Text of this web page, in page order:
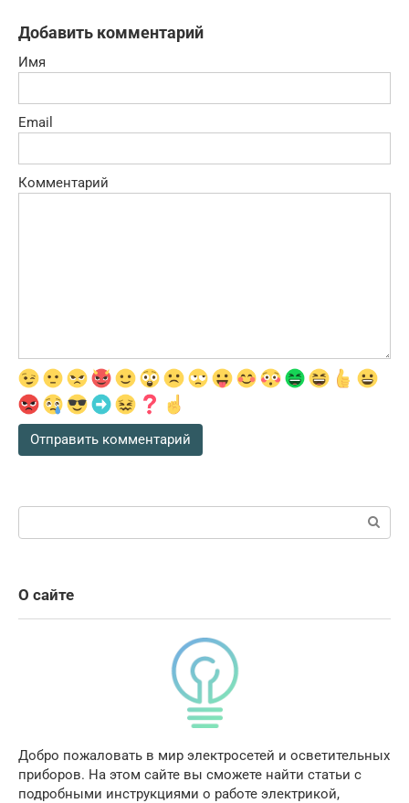
Добавить комментарий
Имя
Email
Комментарий
Поиск:
О сайте
Добро пожаловать в мир электросетей и осветительных
приборов. На этом сайте вы сможете найти статьи с
подробными инструкциями о работе электрикой,